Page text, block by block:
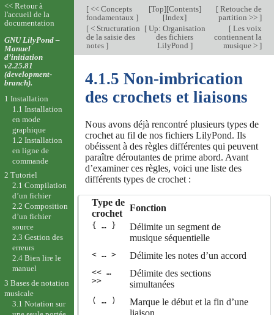
[<< Concepts
fondamentaux ]
[Top][Contents]
[Index]
[Retouche de
partition >> ]
[< Structuration
de la saisie des
notes ]
[Up: Organisation
des fichiers
LilyPond ]
[Les voix
contiennent la
musique > ]
4.1.5 Non-imbrication
des crochets et liaisons
Nous avons déjà rencontré plusieurs types de
crochet au fil de nos fichiers LilyPond. Ils
obéissent à des règles différentes qui peuvent
paraître déroutantes de prime abord. Avant
d’examiner ces règles, voici une liste des
différents types de crochet :
Type de
crochet
Fonction
{ … }
Délimite un segment de
musique séquentielle
< … > Délimite les notes d’un accord
<< …
>>
Délimite des sections
simultanées
( … )
Marque le début et la fin d’une
liaison
<< Retour à
l'accueil de la
documentation
GNU LilyPond –
Manuel
d’initiation
v2.25.81
(development-
branch).
1 Installation
1.1 Installation
en mode
graphique
1.2 Installation
en ligne de
commande
2 Tutoriel
2.1 Compilation
d’un fichier
2.2 Composition
d’un fichier
source
2.3 Gestion des
erreurs
2.4 Bien lire le
manuel
3 Bases de notation
musicale
3.1 Notation sur